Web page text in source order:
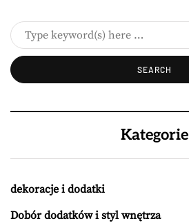
Kategorie
dekoracje i dodatki
Dobór dodatków i styl wnętrza